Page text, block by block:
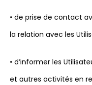
• de prise de contact
la relation avec les
• d’informer les
et autres activités en